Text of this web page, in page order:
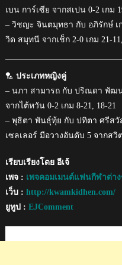
เบน การ์เซีย จากสเปน 0-2 เกม
– วิชญะ จินตมุทธา กับ อภิรักษ์ เ
วิด สมุทนี จากเช็ก 2-0 เกม 21-
🏸 ประเภทหญิงคู่
– นภา สามารถ กับ ปริณดา พัฒ
จากไต้หวัน 0-2 เกม 8-21, 18-21
– พุธิตา พันธุ์ทุ้ย กับ ปทิตา ศรีสวั
เซลเลอร์ มือวางอันดับ 5 จากสวิ
เรียบเรียงโดย อีเจ้
เพจ : เพจคอมเมนต์แฟนกีฬาต่า
เว็บ : http://kwamkidhen.com/
ยูทูป : EJComment